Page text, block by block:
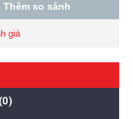
Thêm so sánh
giá